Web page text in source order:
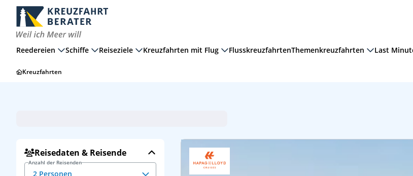
Reedereien Schiffe Reiseziele Kreuzfahrten mit Flug FlusskreuzfahrtenThemenkreuzfahrten Last
Kreuzfahrten
Reisedaten & Reisende
Anzahl der Reisenden
2 Personen